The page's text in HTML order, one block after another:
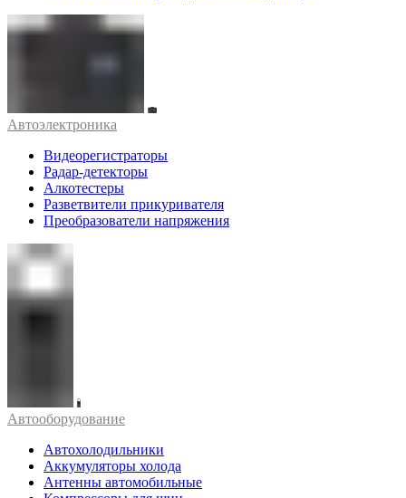
Автоэлектроника
Видеорегистраторы
Радар-детекторы
Алкотестеры
Разветвители прикуривателя
Преобразователи напряжения
Автооборудование
Автохолодильники
Аккумуляторы холода
Антенны автомобильные